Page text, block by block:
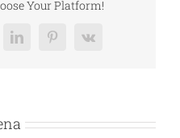
Jakarta
Your Platform!
LinkedInPinterest
Vk